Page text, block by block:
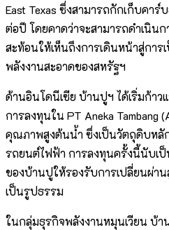
East Texas ซึ่งสามารถกักเก็บคา
ต่อปี โดยคาดว่าจะสามารถดำเนิน
สะท้อนให้เห็นถึงการเดินหน้าสู่กา
พลังงานสะอาดของสหรัฐฯ
ด้านอินโดนีเซีย บ้านปูฯ ได้เริ่มก้าว
การลงทุนใน PT Aneka Tambang
คุณภาพสูงต้นน้ำ ซึ่งเป็นวัตถุดิบหลั
รถยนต์ไฟฟ้า การลงทุนครั้งนี้นับเ
ของบ้านปูให้รองรับการเปลี่ยนผ่า
เป็นรูปธรรม
ในกลุ่มธุรกิจพลังงานหมุนเวียน บ้